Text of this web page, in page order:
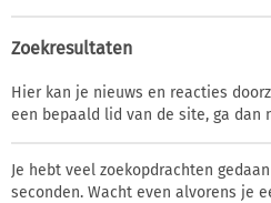
Zoekresultaten
Hier kan je nieuws en reacties
een bepaald lid van de site, ga dan
Je hebt veel zoekopdrachten
seconden. Wacht even alvorens je